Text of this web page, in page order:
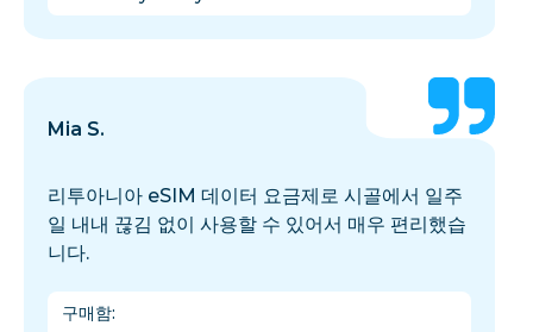
Mia S.
리투아니아 eSIM 데이터 요금제로 시골에서 일주
일 내내 끊김 없이 사용할 수 있어서 매우 편리했습
니다.
구매함: